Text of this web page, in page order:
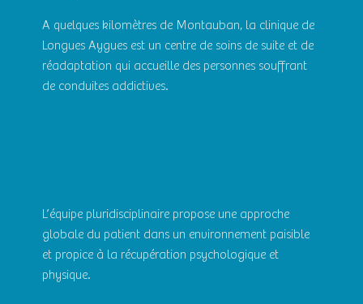
A quelques kilomètres de Montauban, la clinique de
Longues Aygues est un centre de soins de suite et de
réadaptation qui accueille des personnes souffrant
de conduites addictives.
L’équipe pluridisciplinaire propose une approche
globale du patient dans un environnement paisible
et propice à la récupération psychologique et
physique.